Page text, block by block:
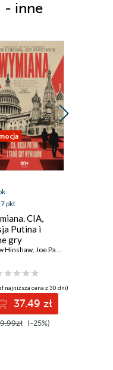
- inne
pkt
CIA,
Putina i
gry
Hinshaw, Joe Parkinson
najniższa cena z 30 dni)
37.49 zł
(-25%)